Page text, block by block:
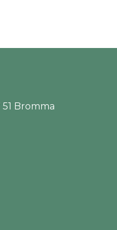
51 Bromma